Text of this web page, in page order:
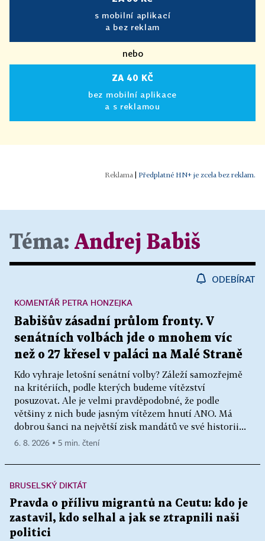
s mobilní aplikací
a bez reklam
nebo
ZA 40 KČ
bez mobilní aplikace
a s reklamou
Předplatné HN+ je zcela bez reklam.
Téma: Andrej Babiš
ODEBÍRAT
Babišův zásadní průlom fronty. V
senátních volbách jde o mnohem víc
než o 27 křesel v paláci na Malé Straně
Kdo vyhraje letošní senátní volby? Záleží samozřejmě
na kritériích, podle kterých budeme vítězství
posuzovat. Ale je velmi pravděpodobné, že podle
většiny z nich bude jasným vítězem hnutí ANO. Má
dobrou šanci na největší zisk mandátů ve své historii...
KOMENTÁŘ PETRA HONZEJKA
6. 8. 2026 ▪ 5 min. čtení
BRUSELSKÝ DIKTÁT
Pravda o přílivu migrantů na Ceutu: kdo je
zastavil, kdo selhal a jak se ztrapnili naši
politici